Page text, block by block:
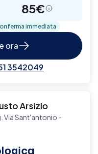
85€
immediata
ora
3542049
Arsizio
Via Sant'antonio -